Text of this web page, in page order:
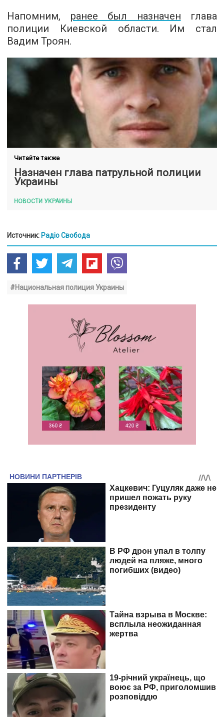
Напомним, ранее был назначен глава
полиции Киевской области. Им стал
Вадим Троян.
Читайте также
Назначен глава патрульной полиции
Украины
НОВОСТИ УКРАИНЫ
Источник: Радіо Свобода
#Национальная полиция Украины